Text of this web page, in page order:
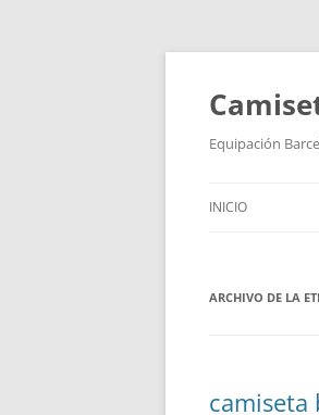
Equipación
INICIO
ARCHIVO DE LA
camiseta